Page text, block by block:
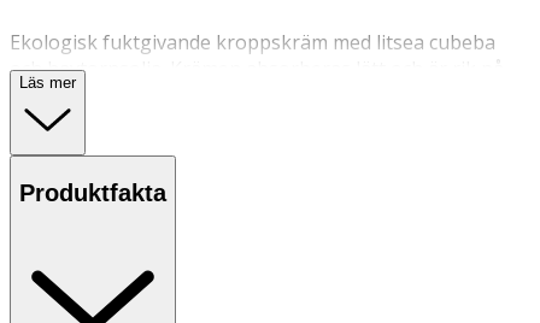
Ekologisk fuktgivande kroppskräm med litsea cubeba
och havtornsolja. Krämen absorberas lätt och är rik på
essentiella fettsyror som gör huden mjuk och smidig.
Utmärkt efter dusch och solbad.
kroppen.
OK för gravida och ammande:
Läs mer
Produktfakta